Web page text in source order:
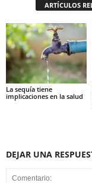
ARTÍCULOS
La sequía tiene
implicaciones en la salud
DEJAR UNA